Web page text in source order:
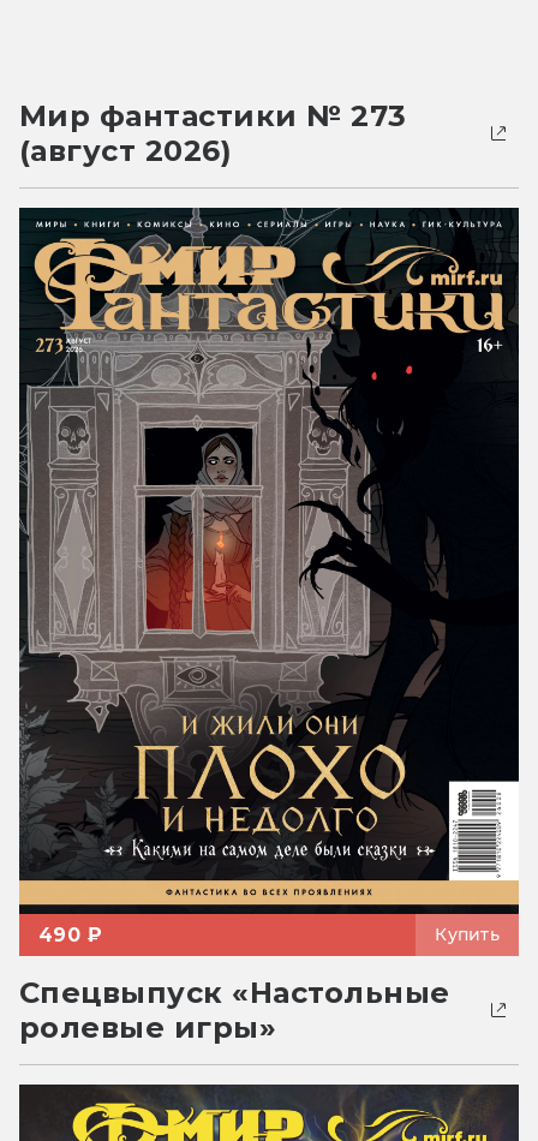
Мир фантастики № 273
(август 2026)
490 ₽ Купить
Спецвыпуск «Настольные
ролевые игры»